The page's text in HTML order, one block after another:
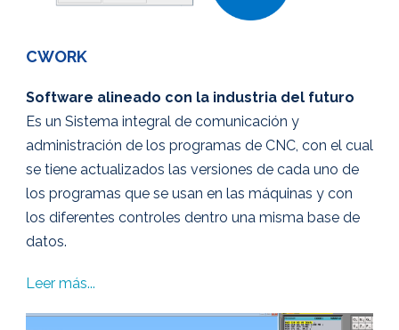
CWORK
Software alineado con la industria del futuro
Es un Sistema integral de comunicación y
administración de los programas de CNC, con el cual
se tiene actualizados las versiones de cada uno de
los programas que se usan en las máquinas y con
los diferentes controles dentro una misma base de
datos.
Leer más...